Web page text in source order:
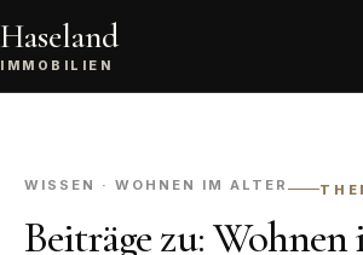
Haseland
IMMOBILIEN
WISSEN · WOHNEN IM ALTER
Beiträge zu: